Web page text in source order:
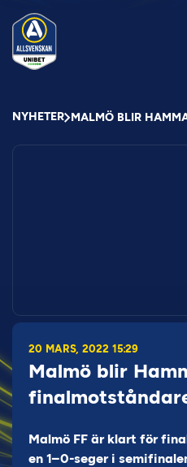
NYHETER MALMÖ BLIR
20 MARS, 2022 15:29
Malmö blir
Malmö FF är klart för
en 1–0-seger i